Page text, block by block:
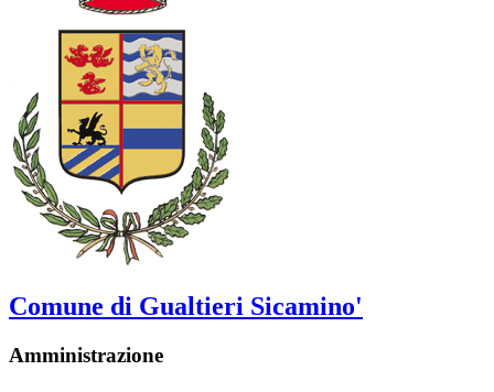
Comune di Gualtieri Sicamino'
Amministrazione